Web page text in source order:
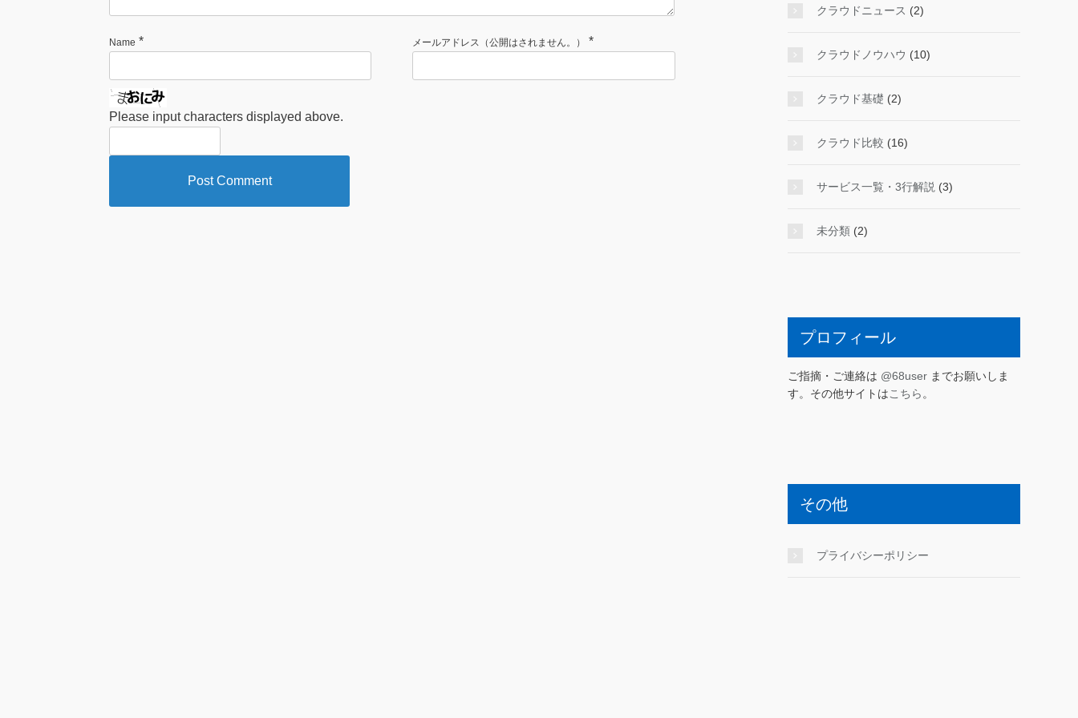
Name * メールアドレス（公開はされません。） *
Please input characters displayed above.
クラウドニュース (2)
クラウドノウハウ (10)
クラウド基礎 (2)
クラウド比較 (16)
サービス一覧・3行解説 (3)
未分類 (2)
プロフィール
ご指摘・ご連絡は @68user までお願いしま
す。その他サイトはこちら 。
その他
プライバシーポリシー